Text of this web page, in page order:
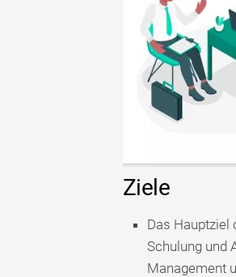
Ziele
Das Hauptziel
Schulung und
Management